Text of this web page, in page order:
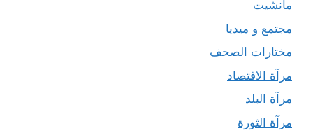
مانشيت
مجتمع و ميديا
مختارات الصحف
مرآة الاقتصاد
مرآة البلد
مرآة الثورة